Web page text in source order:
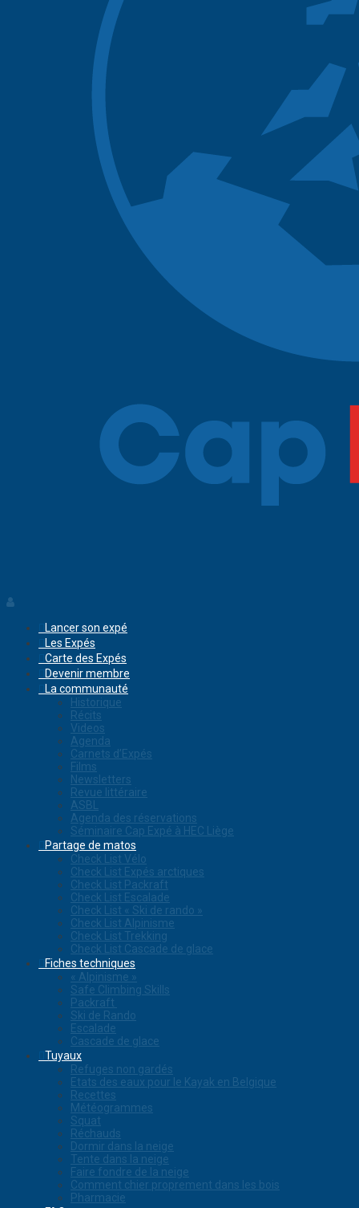
Lancer son expé
Les Expés
Carte des Expés
Devenir membre
La communauté
Historique
Récits
Videos
Agenda
Carnets d’Expés
Films
Newsletters
Revue littéraire
ASBL
Agenda des réservations
Séminaire Cap Expé à HEC Liège
Partage de matos
Check List Vélo
Check List Expés arctiques
Check List Packraft
Check List Escalade
Check List « Ski de rando »
Check List Alpinisme
Check List Trekking
Check List Cascade de glace
Fiches techniques
« Alpinisme »
Safe Climbing Skills
Packraft
Ski de Rando
Escalade
Cascade de glace
Tuyaux
Refuges non gardés
Etats des eaux pour le Kayak en Belgique
Recettes
Météogrammes
Squat
Réchauds
Dormir dans la neige
Tente dans la neige
Faire fondre de la neige
Comment chier proprement dans les bois
Pharmacie